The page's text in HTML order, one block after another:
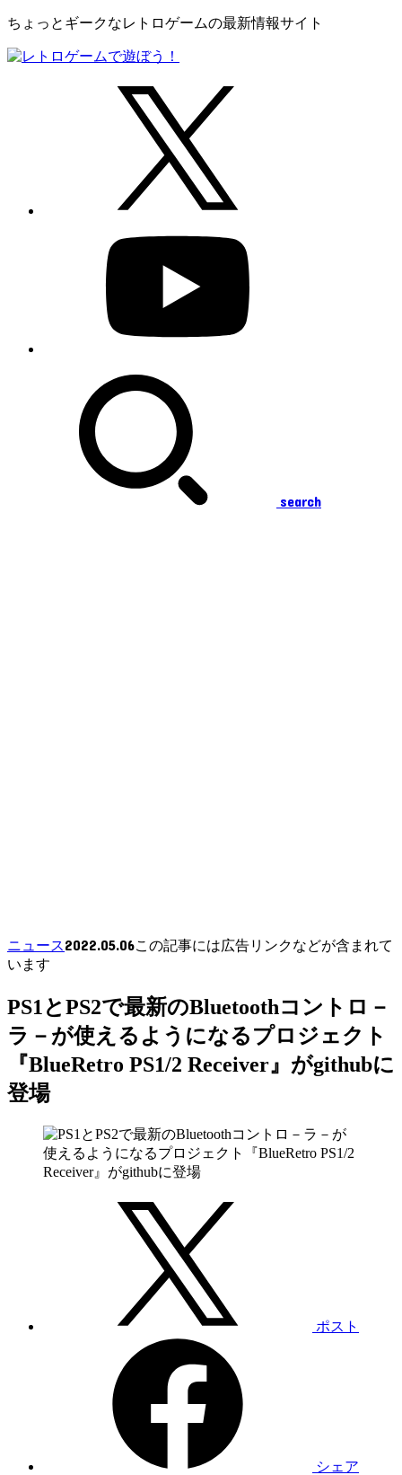
ちょっとギークなレトロゲームの最新情報サイト
search
ニュース2022.05.06この記事には広告リンクなどが含まれて
います
PS1とPS2で最新のBluetoothコントロ－
ラ－が使えるようになるプロジェクト
『BlueRetro PS1/2 Receiver』がgithubに
登場
ポスト
シェア